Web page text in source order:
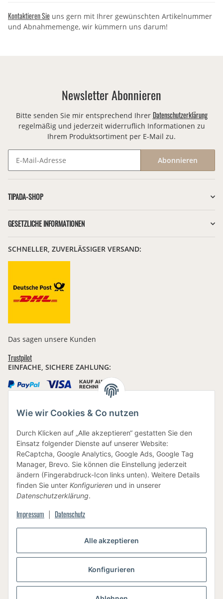
Alle akzeptieren
Konfigurieren
Wie wir Cookies & Co nutzen
Durch Klicken auf „Alle akzeptieren“ gestatten Sie den
Einsatz folgender Dienste auf unserer Website:
ReCaptcha, Google Analytics, Google Ads, Google Tag
Manager, Brevo. Sie können die Einstellung jederzeit
ändern (Fingerabdruck-Icon links unten). Weitere Details
finden Sie unter Konfigurieren und in unserer
Datenschutzerklärung.
Impressum Datenschutz
Kontaktieren Sie uns gern mit Ihrer gewünschten Artikelnummer
und Abnahmemenge, wir kümmern uns darum!
Newsletter Abonnieren
Bitte senden Sie mir entsprechend Ihrer Datenschutzerklärung
regelmäßig und jederzeit widerruflich Informationen zu
Ihrem Produktsortiment per E-Mail zu.
Abonnieren
TIPADA-SHOP
GESETZLICHE INFORMATIONEN
SCHNELLER, ZUVERLÄSSIGER VERSAND:
Das sagen unsere Kunden
Trustpilot
EINFACHE, SICHERE ZAHLUNG:
BEWUSSTE VERPACKUNG
Vertrag widerrufen